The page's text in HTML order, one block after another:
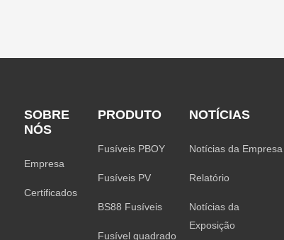
SOBRE
NÓS
Empresa
Certificados
PRODUTO
Fusíveis PBOY
Fusíveis PV
BS88 Fusíveis
Fusível quadrado
NOTÍCIAS
Notícias da Empresa
Relatório
Notícias da
Exposição